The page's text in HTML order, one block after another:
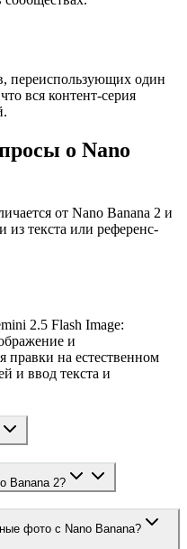
переиспользующих один
вся контент-серия
о Nano
от Nano Banana 2 и
из текста или референс-
2.5 Flash Image:
и
правки на естественном
и ввод текста и
Banana 2?
фото с Nano Banana?